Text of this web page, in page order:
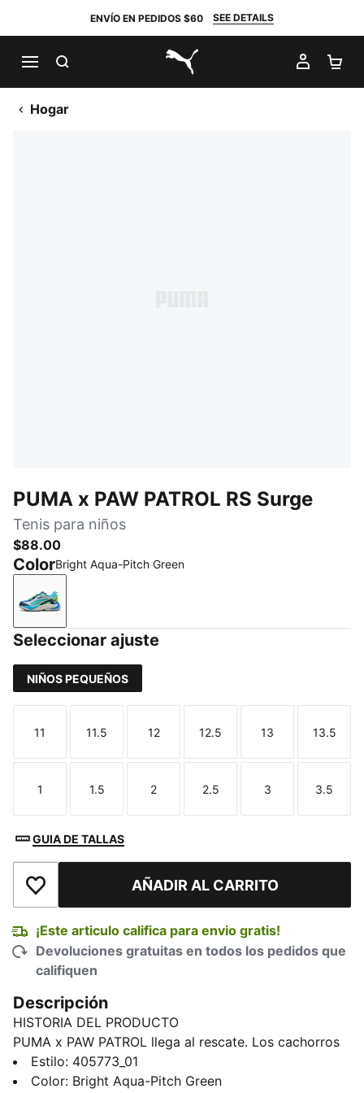
ENVÍO EN PEDIDOS $60 SEE DETAILS
PUMA.com
MI
Hogar
PUMA x PAW PATROL RS Surge
Tenis para niños
$88.00
ColorBright Aqua-Pitch Green
Bright Aqua-Pitch Green
Seleccionar ajuste
NIÑOS PEQUEÑOS
Talla
11
Talla
11.5
Talla
12
Talla
12.5
Talla
13
Talla
13.5
Talla
1
Talla
1.5
Talla
2
Talla
2.5
Talla
3
Talla
3.5
GUIA DE TALLAS
Añadir a la lista de deseosAÑADIR AL CARRITO
¡Este articulo califica para envio gratis!
Devoluciones gratuitas en todos los pedidos que
califiquen
Descripción
HISTORIA DEL PRODUCTO
PUMA x PAW PATROL llega al rescate. Los cachorros
de PAW Patrol se adentran en PUMA Land, donde un
volcán que retumba en la selva amenaza con entrar en
Estilo: 405773_01
Color: Bright Aqua-Pitch Green